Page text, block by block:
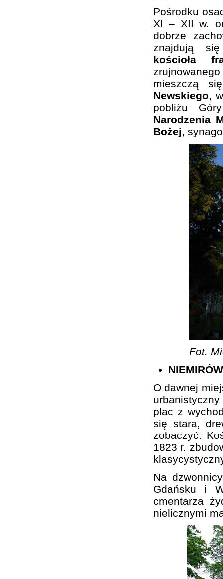
Pośrodku
XI – XII w.
dobrze
znajdują
kościoła
mieszczą
Newskiego,
pobliżu
Narodzenia
Bożej,
Fot.
NIEMIRÓW
O dawnej
plac z
się stara,
zobaczyć:
1823 r.
Na
Gdańsku i
cmentarza
nielicznymi